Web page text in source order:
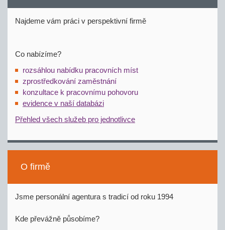
Najdeme vám práci v perspektivní firmě
Co nabízíme?
rozsáhlou nabídku pracovních míst
zprostředkování zaměstnání
konzultace k pracovnímu pohovoru
evidence v naší databázi
Přehled všech služeb pro jednotlivce
O firmě
Jsme personální agentura s tradicí od roku 1994
Kde převážně působíme?